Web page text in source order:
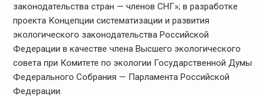
законодательства стран — членов СНГ»; в разработке
проекта Концепции систематизации и развития
экологического законодательства Российской
Федерации в качестве члена Высшего экологического
совета при Комитете по экологии Государственной Думы
Федерального Собрания — Парламента Российской
Федерации.